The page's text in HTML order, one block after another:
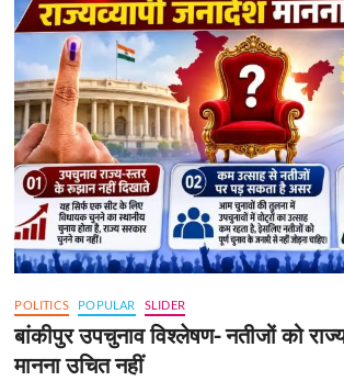
POLITICS POPULAR SLIDER
बांकीपुर उपचुनाव विश्लेषण- नतीजों को
मानना उचित नहीं